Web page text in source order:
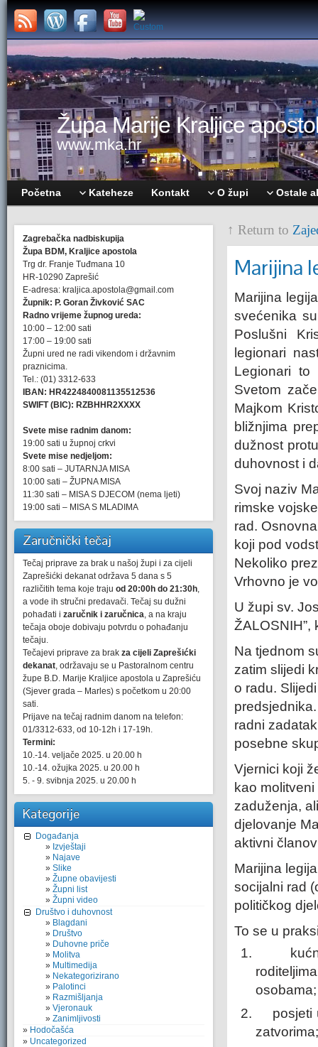
Župa Marije Kraljice
www.mka.hr
Početna Kateheze Kontakt O župi Ostale
Zagrebačka nadbiskupija
Župa BDM, Kraljice apostola
Trg dr. Franje Tuđmana 10
HR-10290 Zaprešić
E-adresa: kraljica.apostola@gmail.com
Župnik: P. Goran Živković SAC
Radno vrijeme župnog ureda:
10:00 – 12:00 sati
17:00 – 19:00 sati
Župni ured ne radi vikendom i državnim
praznicima.
Tel.: (01) 3312-633
IBAN: HR4224840081135512536
SWIFT (BIC): RZBHHR2XXXX
Svete mise radnim danom:
19:00 sati u župnoj crkvi
Svete mise nedjeljom:
8:00 sati – JUTARNJA MISA
10:00 sati – ŽUPNA MISA
11:30 sati – MISA S DJECOM (nema ljeti)
19:00 sati – MISA S MLADIMA
Zaručnički tečaj
Tečaj priprave za brak u našoj župi i za cijeli
Zaprešićki dekanat održava 5 dana s 5
različitih tema koje traju od 20:00h do 21:30h,
a vode ih stručni predavači. Tečaj su dužni
pohađati i zaručnik i zaručnica, a na kraju
tečaja oboje dobivaju potvrdu o pohađanju
tečaju.
Tečajevi priprave za brak za cijeli Zaprešićki
dekanat, održavaju se u Pastoralnom centru
župe B.D. Marije Kraljice apostola u Zaprešiću
(Sjever grada – Marles) s početkom u 20:00
sati.
Prijave na tečaj radnim danom na telefon:
01/3312-633, od 10-12h i 17-19h.
Termini:
10.-14. veljače 2025. u 20.00 h
10.-14. ožujka 2025. u 20.00 h
5. - 9. svibnja 2025. u 20.00 h
Kategorije
Događanja
Izvještaji
Najave
Slike
Župne obavijesti
Župni list
Župni video
Društvo i duhovnost
Blagdani
Društvo
Duhovne priče
Molitva
Multimedija
Nekategorizirano
Palotinci
Razmišljanja
Vjeronauk
Zanimljivosti
Hodočašća
Uncategorized
↑ Return to
Marijina
Marijina
svećenika
Poslušni
legionari
Legionari
Svetom
Majkom
bližnjima
dužnost
duhovnost i
Svoj naziv
rimske
rad.
koji pod
Nekoliko
Vrhovno je
U župi sv.
ŽALOSNIH”,
Na tjednom
zatim slijedi
o radu.
radni
posebne
Vjernici koji
kao
zaduženja,
djelovanje
aktivni
Marijina
socijalni rad
političkog
To se u
kućni
osobama;
posjeti
zatvorima;